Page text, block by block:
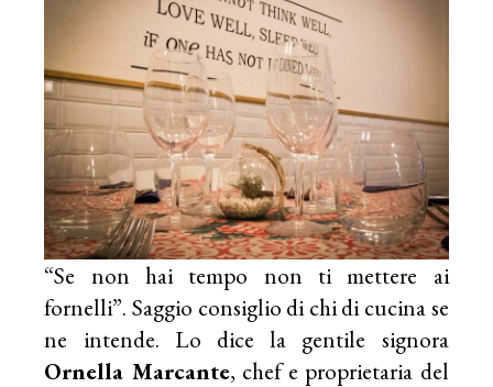
“Se non hai tempo non ti mettere ai
fornelli”. Saggio consiglio di chi di cucina se
ne intende. Lo dice la gentile signora
Ornella Marcante, chef e proprietaria del